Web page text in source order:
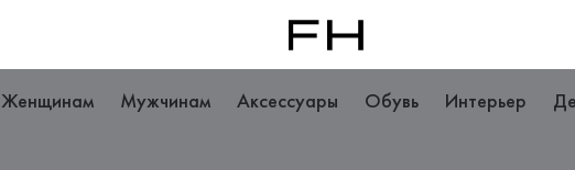
Женщинам Мужчинам Аксессуары Обувь Интерьер